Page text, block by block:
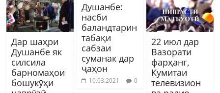
Дар шаҳри
Душанбе як
силсила
барномаҳои
бошукӯҳи
Душанбе:
насби
баландтарин
табақи
сабзаи
суманак дар
ҷаҳон
10.03.2021 0
22 июл дар
Вазорати
фарҳанг,
Кумитаи
телевизион